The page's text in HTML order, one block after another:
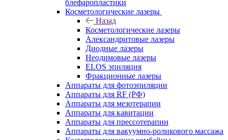
блефаропластики
Косметологические лазеры
Назад
Косметологические лазеры
Александритовые лазеры
Диодные лазеры
Неодимовые лазеры
ELOS эпиляция
Фракционные лазеры
Аппараты для фотоэпиляции
Аппараты для RF (РФ)
Аппараты для мезотерапии
Аппараты для кавитации
Аппараты для прессотерапии
Аппараты для вакуумно-роликового массажа